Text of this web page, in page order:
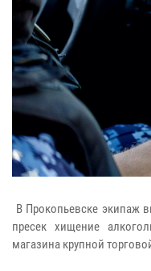
В Прокопьевске экипаж
пресек хищение
магазина крупной